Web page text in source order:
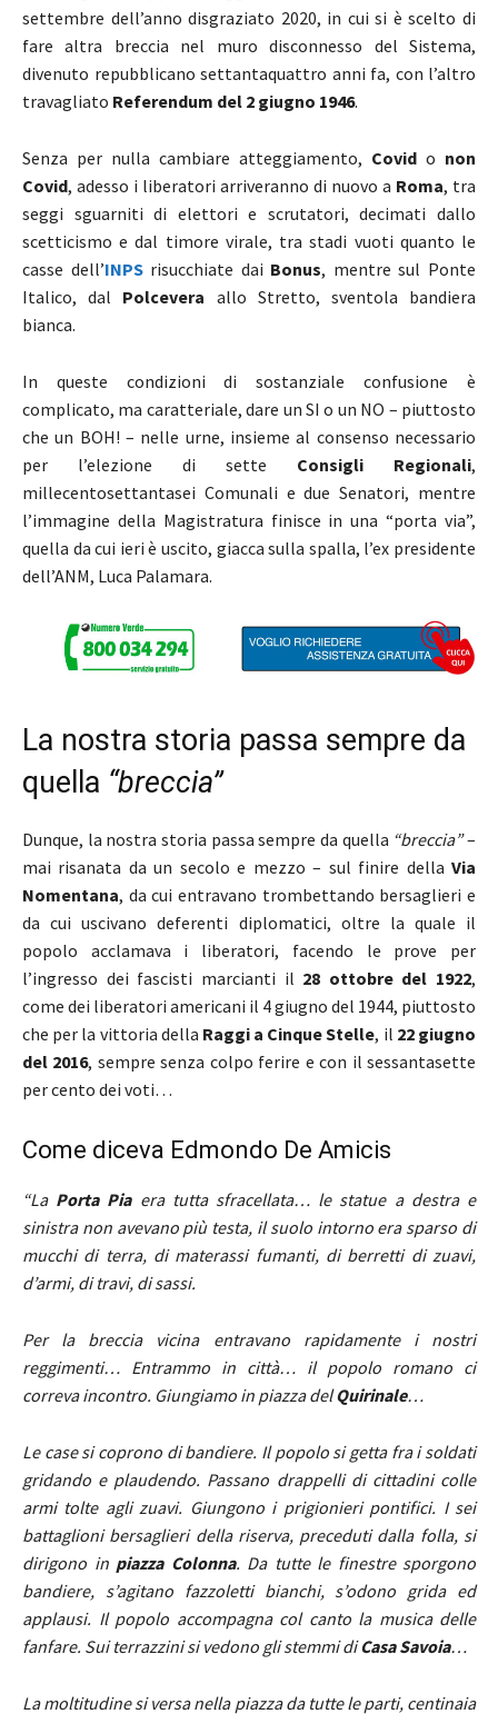
settembre dell’anno disgraziato 2020, in cui si è scelto di
fare altra breccia nel muro disconnesso del Sistema,
divenuto repubblicano settantaquattro anni fa, con l’altro
travagliato Referendum del 2 giugno 1946.
Senza per nulla cambiare atteggiamento, Covid o non
Covid, adesso i liberatori arriveranno di nuovo a Roma, tra
seggi sguarniti di elettori e scrutatori, decimati dallo
scetticismo e dal timore virale, tra stadi vuoti quanto le
casse dell’INPS risucchiate dai Bonus, mentre sul Ponte
Italico, dal Polcevera allo Stretto, sventola bandiera
bianca.
In queste condizioni di sostanziale confusione è
complicato, ma caratteriale, dare un SI o un NO – piuttosto
che un BOH! – nelle urne, insieme al consenso necessario
per l’elezione di sette Consigli Regionali,
millecentosettantasei Comunali e due Senatori, mentre
l’immagine della Magistratura finisce in una “porta via”,
quella da cui ieri è uscito, giacca sulla spalla, l’ex presidente
dell’ANM, Luca Palamara.
La nostra storia passa sempre da
quella “breccia”
Dunque, la nostra storia passa sempre da quella “breccia”–
mai risanata da un secolo e mezzo – sul finire della Via
Nomentana, da cui entravano trombettando bersaglieri e
da cui uscivano deferenti diplomatici, oltre la quale il
popolo acclamava i liberatori, facendo le prove per
l’ingresso dei fascisti marcianti il 28 ottobre del 1922,
come dei liberatori americani il 4 giugno del 1944, piuttosto
che per la vittoria della Raggi a Cinque Stelle, il 22 giugno
del 2016, sempre senza colpo ferire e con il sessantasette
per cento dei voti…
Come diceva Edmondo De Amicis
“La Porta Piaera tutta sfracellata… le statue a destra e
sinistra non avevano più testa, il suolo intorno era sparso di
mucchi di terra, di materassi fumanti, di berretti di zuavi,
d’armi, di travi, di sassi.
Per la breccia vicina entravano rapidamente i nostri
reggimenti… Entrammo in città… il popolo romano ci
correva incontro. Giungiamo in piazza delQuirinale…
Le case si coprono di bandiere. Il popolo si getta fra i soldati
gridando e plaudendo. Passano drappelli di cittadini colle
armi tolte agli zuavi. Giungono i prigionieri pontifici. I sei
battaglioni bersaglieri della riserva, preceduti dalla folla, si
dirigono in piazza Colonna. Da tutte le finestre sporgono
bandiere, s’agitano fazzoletti bianchi, s’odono grida ed
applausi. Il popolo accompagna col canto la musica delle
fanfare. Sui terrazzini si vedono gli stemmi diCasa Savoia…
La moltitudine si versa nella piazza da tutte le parti, centinaia